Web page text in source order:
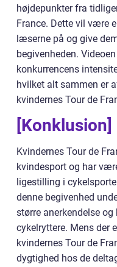
højdepunkter fra
France. Dette vil være
læserne på og give
begivenheden.
konkurrencens
hvilket alt sammen er
kvindernes Tour de
[Konklusion]
Kvindernes Tour de
kvindesport og har
ligestilling i
denne begivenhed
større anerkendelse
cykelryttere. Mens der
kvindernes Tour de
dygtighed hos de